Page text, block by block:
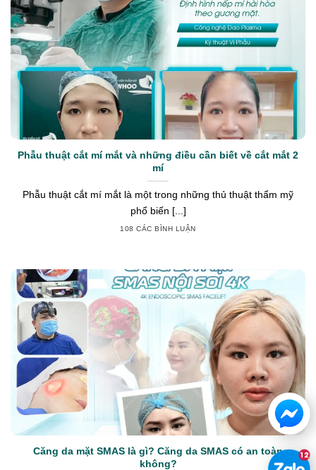
Phẫu thuật cắt mí mắt và những điều cần biết về cắt mắt 2
mí
Phẫu thuật cắt mí mắt là một trong những thủ thuật thẩm mỹ
phổ biến [...]
108 CÁC BÌNH LUẬN
Căng da mặt SMAS là gì? Căng da SMAS có an toàn
không?